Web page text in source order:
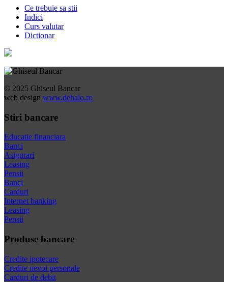
Ce trebuie sa stii
Indici
Curs valutar
Dictionar
© 2025 Ghiseul Bancar
web design www.dehalo.ro
Stiri bancare
Educatie financiara
Banci
Asigurari
Leasing
Pensii
Banci
Carduri
Internet banking
Leasing
Pensii
Produse bancare
Credite ipotecare
Credite nevoi personale
Carduri de debit